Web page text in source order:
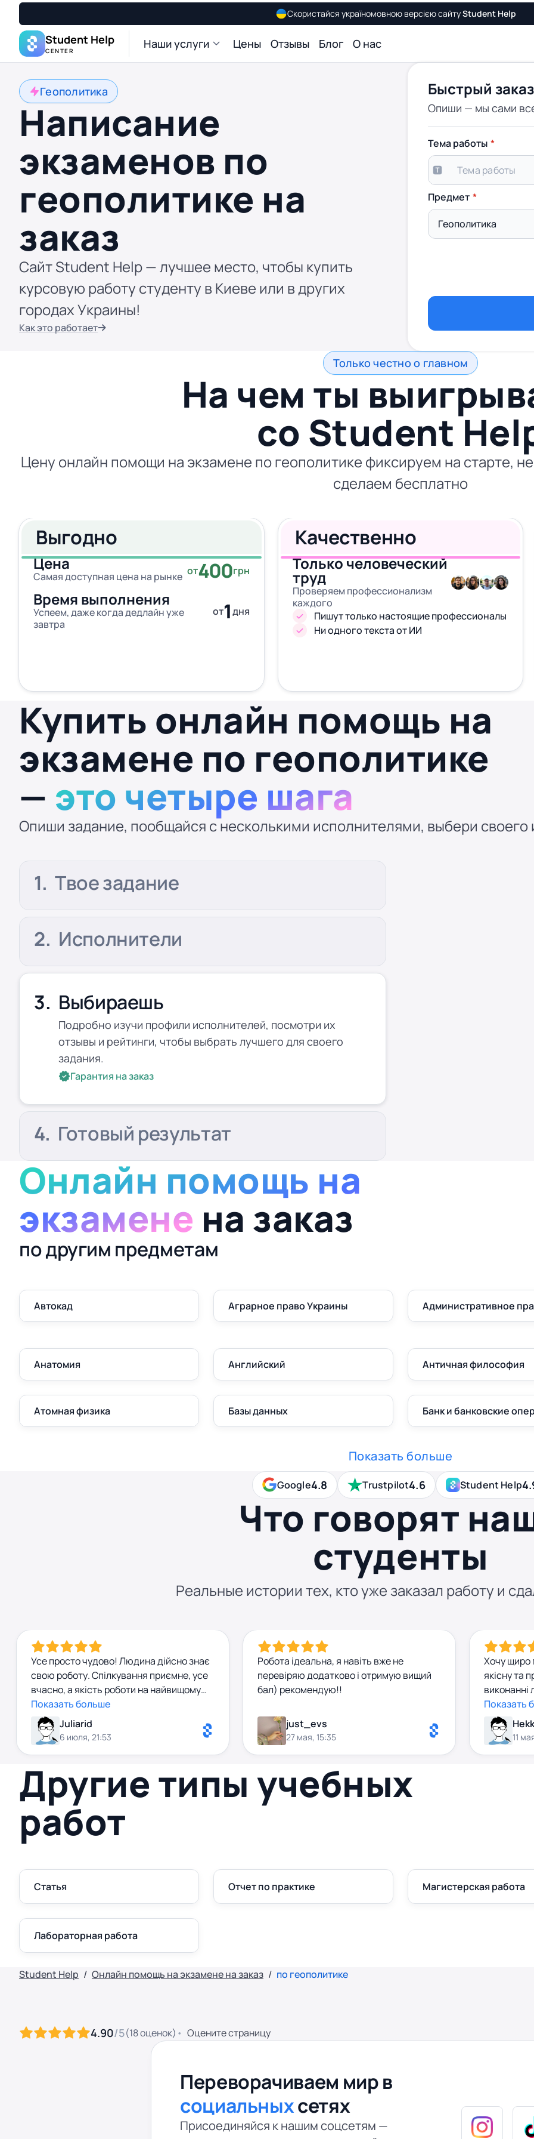
Скористайся україномовною версією сайтуStudent Help
Student Help
CENTER Наши услуги Цены Отзывы Блог О нас
Геополитика
Написание
экзаменов по
геополитике на
заказ
Сайт Student Help — лучшее место, чтобы купить
курсовую работу студенту в Киеве или в других
городах Украины!
Как это работает
Быстрый заказ
Опиши — мы сами
Тема работы
Предмет
Только честно о главном
На чем ты
со Student
Цену онлайн помощи на экзамене по геополитике фиксируем на старте,
сделаем бесплатно
Выгодно
Цена
Самая доступная цена на рынке от400грн
Время выполнения
Успеем, даже когда дедлайн уже
завтра
от1дня
Качественно
Только человеческий
труд
Проверяем профессионализм
каждого
Пишут только настоящие профессионалы
Ни одного текста от ИИ
Купить онлайн помощь на
экзамене по геополитике
— это четыре шага
Опиши задание, пообщайся с несколькими исполнителями, выбери своего
Твое задание
Исполнители
Выбираешь
Подробно изучи профили исполнителей, посмотри их
отзывы и рейтинги, чтобы выбрать лучшего для своего
задания.
Гарантия на заказ
Готовый результат
Онлайн помощь на
экзамене на заказ
по другим предметам
Автокад Аграрное право Украины Административное
Анатомия Английский Античная философия
Атомная физика Базы данных Банк и банковские
Показать больше
Google4.8 Trustpilot4.6 Student Help
Что говорят
студенты
Реальные истории тех, кто уже заказал работу и
Усе просто чудово! Людина дійсно знає
свою роботу. Спілкування приємне, усе
вчасно, а якість роботи на найвищому
рівні.
Показать больше
Juliarid
6 июля, 21:53
Робота ідеальна, я навіть вже не
перевіряю додатково і отримую вищий
бал) рекомендую!!
just_evs
27 мая, 15:35
Хочу щиро
якісну та
виконанні
була
та
значно
Показать
11
Другие типы учебных
работ
Статья Отчет по практике Магистерская работа
Лабораторная работа
Student Help Онлайн помощь на экзамене на заказ по геополитике
4.90/5(18оценок) Оцените страницу
Переворачиваем мир в
социальныхсетях
Присоединяйся к нашим соцсетям —